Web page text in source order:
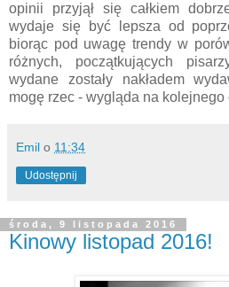
opinii przyjął się całkiem
wydaje się być lepsza od
biorąc pod uwagę trendy w
różnych, początkujących
wydane zostały nakładem
mogę rzec - wygląda na
Emil o 11:34
Udostępnij
środa, 9 listopada 2016
Kinowy listopad 2016!